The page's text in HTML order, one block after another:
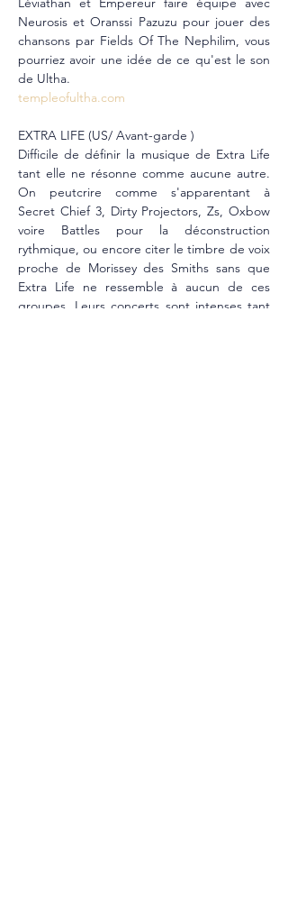
Neurosis et Oranssi Pazuzu pour jouer des
chansons par Fields Of The Nephilim, vous
pourriez avoir une idée de ce qu'est le son
de Ultha.
templeofultha.com
EXTRA LIFE (US/ Avant-garde )
Difficile de définir la musique de Extra Life
tant elle ne résonne comme aucune autre.
On peutcrire comme s'apparentant à
Secret Chief 3, Dirty Projectors, Zs, Oxbow
voire Battles pour la déconstruction
rythmique, ou encore citer le timbre de voix
proche de Morissey des Smiths sans que
Extra Life ne ressemble à aucun de ces
groupes. Leurs concerts sont intenses tant